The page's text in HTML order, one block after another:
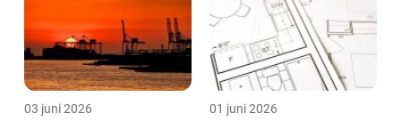
03 juni 2026 01 juni 2026